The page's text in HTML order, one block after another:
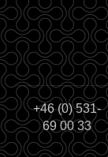
+46 (0) 531-
69 00 33